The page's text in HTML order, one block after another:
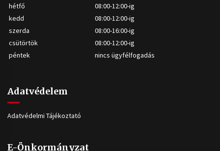
hétfő
08:00-12:00-ig
kedd
08:00-12:00-ig
szerda
08:00-16:00-ig
csütörtök
08:00-12:00-ig
péntek
nincs ügyfélfogadás
Adatvédelem
Adatvédelmi Tájékoztató
E-Önkormányzat